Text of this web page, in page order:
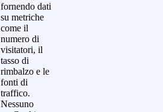
fornendo dati
su metriche
come il
numero di
visitatori, il
tasso di
rimbalzo e le
fonti di
traffico.
Nessuno